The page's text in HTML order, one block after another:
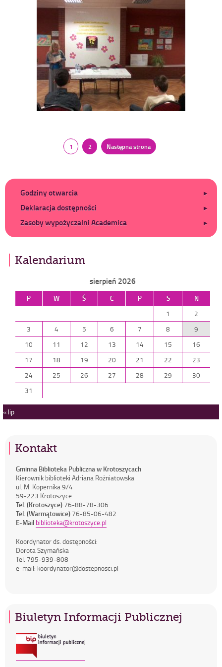
Stronicowanie
Strona
1 Strona
2 Następna strona
Dodatkowe
Godziny otwarcia
Deklaracja dostępności
Zasoby wypożyczalni Academica
Kalendarium
sierpień 2026
P W Ś C P S
N
1
2
3
4 5 6 7 8
9
10
11 12 13 14 15
16
17
18 19 20 21 22
23
24
25 26 27 28 29
30
31
« lip
Kontakt
Gminna Biblioteka Publiczna w Krotoszycach
Kierownik biblioteki Adriana Rożniatowska
ul. M. Kopernika 9/4
59-223 Krotoszyce
Tel. (Krotoszyce) 76-88-78-306
Tel. (Warmątowice) 76-85-06-482
E-Mail biblioteka@krotoszyce.pl
Koordynator ds. dostępności:
Dorota Szymańska
Tel. 795-939-808
e-mail: koordynator@dostepnosci.pl
Biuletyn Informacji Publicznej